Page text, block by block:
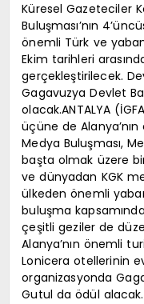
Küresel Gazeteciler
Buluşması’nın
önemli Türk ve
Ekim tarihleri
gerçekleştirilecek.
Gagavuzya Devlet
olacak.ANTALYA
üçüne de
Medya Buluşması,
başta olmak üzere
ve dünyadan KGK
ülkeden önemli
buluşma
çeşitli geziler de
Alanya’nın önemli
Lonicera otellerinin
organizasyonda
Gutul da ödül alacak.